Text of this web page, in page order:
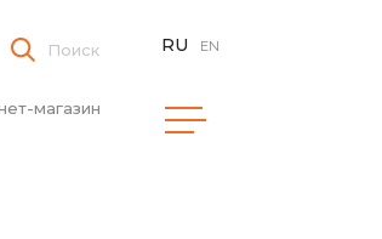
Поиск
магазин
RU EN